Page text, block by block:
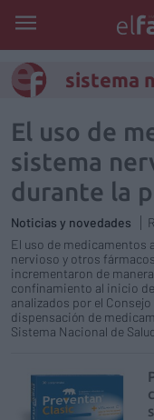
sistema
El uso de
sistema
durante la
Noticias y novedades
El uso de medicamentos
nervioso y otros
incrementaron de
confinamiento al inicio
analizados por el
dispensación de
Sistema Nacional de